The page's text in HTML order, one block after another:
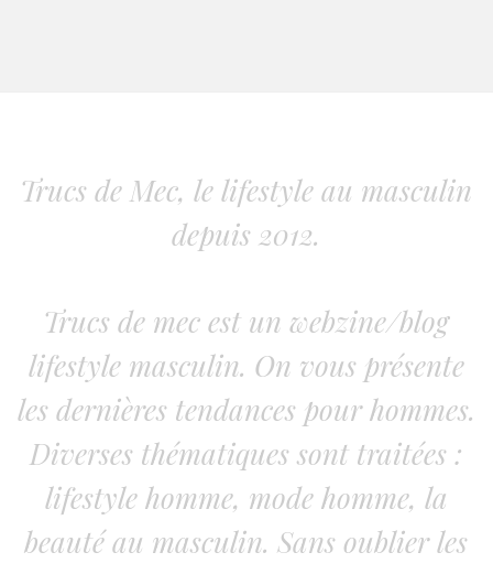
Trucs de Mec, le lifestyle au masculin
depuis 2012.
Trucs de mec est un webzine/blog
lifestyle masculin. On vous présente
les dernières tendances pour hommes.
Diverses thématiques sont traitées :
lifestyle homme, mode homme, la
beauté au masculin. Sans oublier les